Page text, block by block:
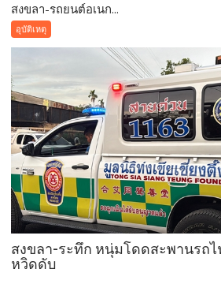
สงขลา-รถยนต์อเนก...
อุบัติเหตุ
สงขลา-ระทึก หนุ่มโดดสะพานรถ
หวิดดับ